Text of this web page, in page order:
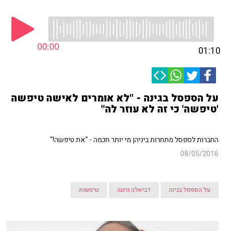
00:00 01:10
על הספסל בגינה - "לא אומרים לאישה טיפשה
'טיפשה' כי זה לא עוזר לה"
החברות לספסל מתחרות ביניהן מי יותר חכמה - "את טיפשה!"
08/05/2016
על הספסל בגינה דביאלה ורננה טיפשות